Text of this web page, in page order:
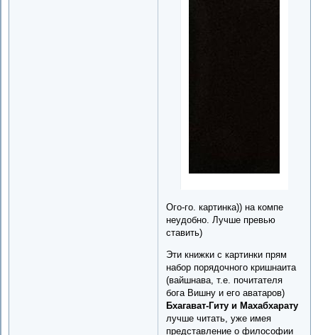
Ого-го. картинка)) на компе
неудобно. Лучше превью
ставить)
Эти книжки с картинки прям
набор порядочного кришнаита
(вайшнава, т.е. почитателя
бога Вишну и его аватаров)
Бхагават-Гиту и Махабхарату
лучше читать, уже имея
представление о философии